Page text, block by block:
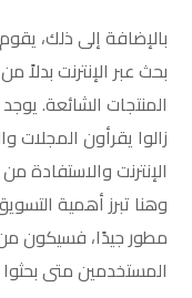
بالإضافة إلى ذلك،
بحث عبر الإنترنت
المنتجات الشائعة.
زالوا يقرأون المجلات
الإنترنت
وهنا تبرز أهمية
مطور جيدًا، فسيكون
المستخدمين متى